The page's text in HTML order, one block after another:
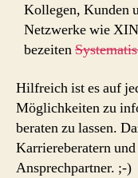
Kollegen, Kunden
Netzwerke wie
bezeiten
Hilfreich ist es auf
Möglichkeiten zu
beraten zu lassen.
Karriereberatern
Ansprechpartner. ;-)